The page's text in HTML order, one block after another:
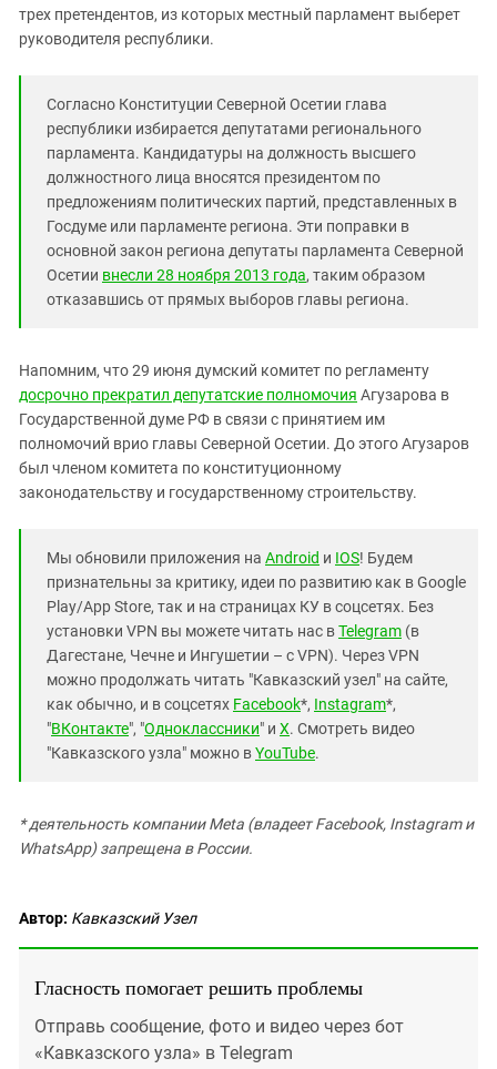
трех претендентов, из которых местный парламент выберет
руководителя республики.
Согласно Конституции Северной Осетии глава
республики избирается депутатами регионального
парламента. Кандидатуры на должность высшего
должностного лица вносятся президентом по
предложениям политических партий, представленных в
Госдуме или парламенте региона. Эти поправки в
основной закон региона депутаты парламента Северной
Осетии внесли 28 ноября 2013 года, таким образом
отказавшись от прямых выборов главы региона.
Напомним, что 29 июня думский комитет по регламенту
досрочно прекратил депутатские полномочия Агузарова в
Государственной думе РФ в связи с принятием им
полномочий врио главы Северной Осетии. До этого Агузаров
был членом комитета по конституционному
законодательству и государственному строительству.
Мы обновили приложения на Android и IOS! Будем
признательны за критику, идеи по развитию как в Google
Play/App Store, так и на страницах КУ в соцсетях. Без
установки VPN вы можете читать нас вTelegram (в
Дагестане, Чечне и Ингушетии – с VPN). Через VPN
можно продолжать читать "Кавказский узел" на сайте,
как обычно, и в соцсетях Facebook*, Instagram*,
"ВКонтакте", "Одноклассники" и X. Смотреть видео
"Кавказского узла" можно вYouTube.
* деятельность компании Meta (владеет Facebook, Instagram и
WhatsApp) запрещена в России.
Автор: Кавказский Узел
Гласность помогает решить проблемы
Отправь сообщение, фото и видео через бот
«Кавказского узла» в Telegram